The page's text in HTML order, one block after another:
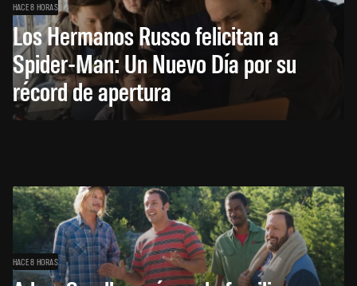
HACE 8 HORAS
Los Hermanos Russo felicitan a
Spider-Man: Un Nuevo Día por su
récord de apertura
HACE 8 HORAS